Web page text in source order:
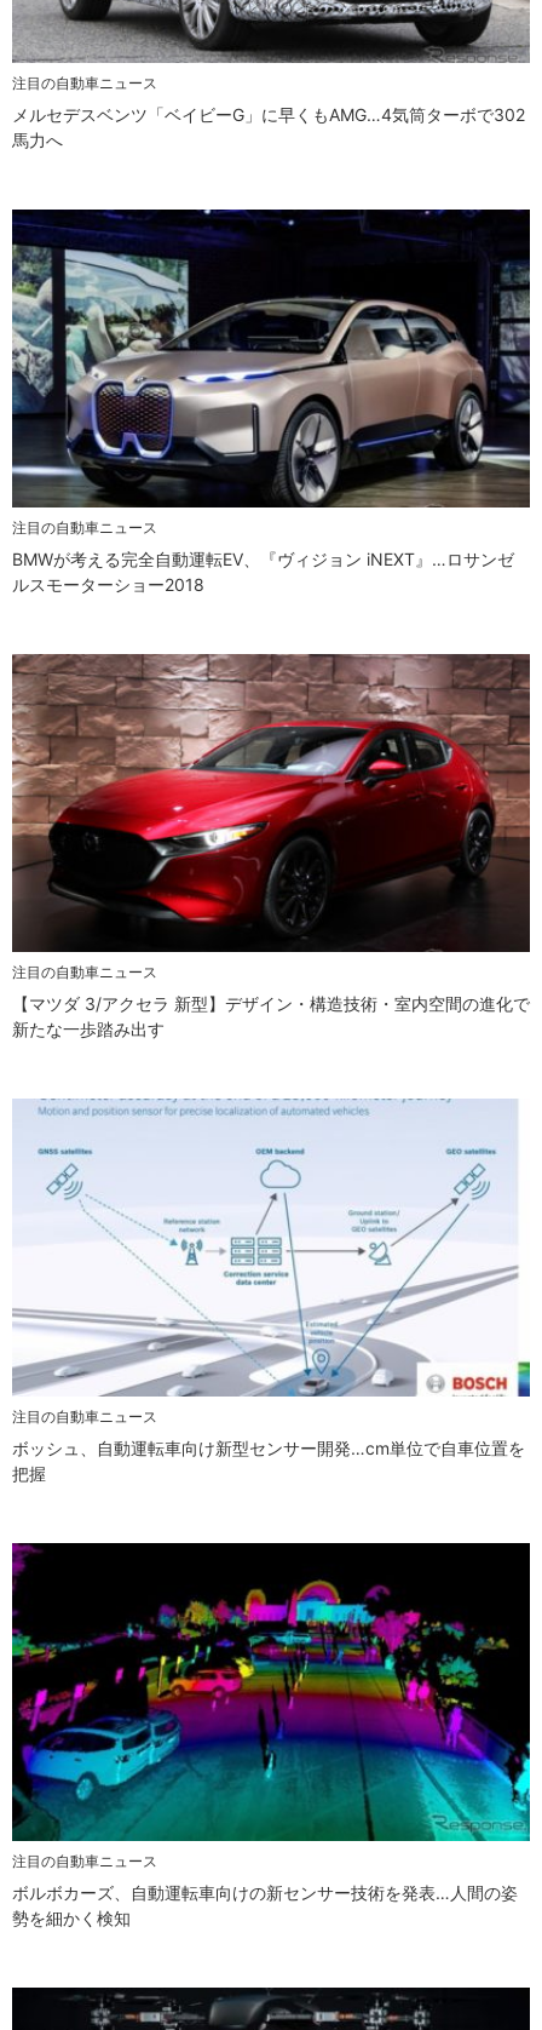
注目の自動車ニュース
メルセデスベンツ「ベイビーG」に早くもAMG…4気筒ターボで302
馬力へ
注目の自動車ニュース
BMWが考える完全自動運転EV、『ヴィジョン iNEXT』…ロサンゼ
ルスモーターショー2018
注目の自動車ニュース
【マツダ 3/アクセラ 新型】デザイン・構造技術・室内空間の進化で
新たな一歩踏み出す
注目の自動車ニュース
ボッシュ、自動運転車向け新型センサー開発…cm単位で自車位置を
把握
注目の自動車ニュース
ボルボカーズ、自動運転車向けの新センサー技術を発表…人間の姿
勢を細かく検知